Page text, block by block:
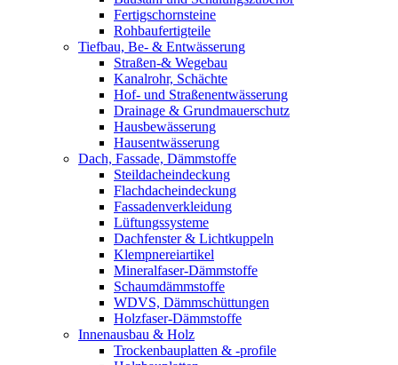
Fertigschornsteine
Rohbaufertigteile
Tiefbau, Be- & Entwässerung
Straßen-& Wegebau
Kanalrohr, Schächte
Hof- und Straßenentwässerung
Drainage & Grundmauerschutz
Hausbewässerung
Hausentwässerung
Dach, Fassade, Dämmstoffe
Steildacheindeckung
Flachdacheindeckung
Fassadenverkleidung
Lüftungssysteme
Dachfenster & Lichtkuppeln
Klempnereiartikel
Mineralfaser-Dämmstoffe
Schaumdämmstoffe
WDVS, Dämmschüttungen
Holzfaser-Dämmstoffe
Innenausbau & Holz
Trockenbauplatten & -profile